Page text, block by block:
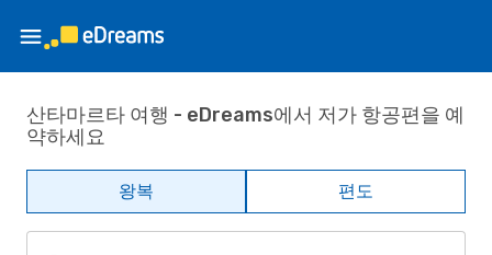
산타마르타 여행 - eDreams에서 저가 항공편을 예
약하세요
왕복 편도